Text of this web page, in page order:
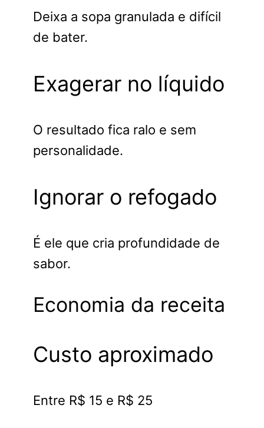
Deixa a sopa granulada e difícil
de bater.
Exagerar no líquido
O resultado fica ralo e sem
personalidade.
Ignorar o refogado
É ele que cria profundidade de
sabor.
Economia da receita
Custo aproximado
Entre R$ 15 e R$ 25